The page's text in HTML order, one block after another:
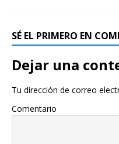
SÉ EL PRIMERO EN
Dejar una
Tu dirección de correo
Comentario